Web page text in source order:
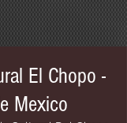
El Chopo -
Mexico